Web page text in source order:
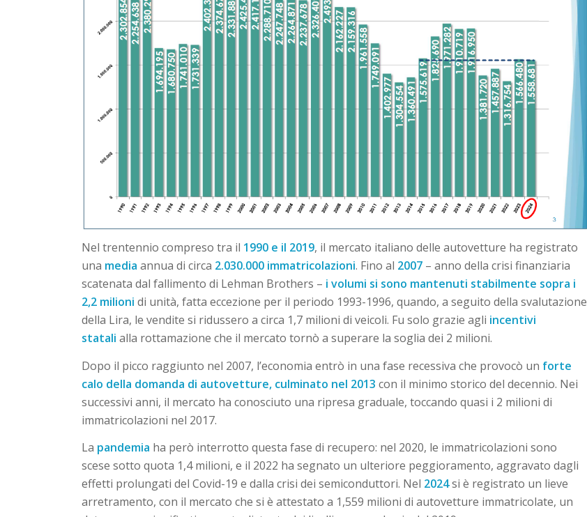
Nel trentennio compreso tra il 1990 e il 2019, il mercato italiano delle autovetture ha registrato
una media annua di circa 2.030.000 immatricolazioni. Fino al 2007 – anno della crisi finanziaria
scatenata dal fallimento di Lehman Brothers – i volumi si sono mantenuti stabilmente sopra i
2,2 milioni di unità, fatta eccezione per il periodo 1993-1996, quando, a seguito della svalutazione
della Lira, le vendite si ridussero a circa 1,7 milioni di veicoli. Fu solo grazie agli incentivi
statali alla rottamazione che il mercato tornò a superare la soglia dei 2 milioni.
Dopo il picco raggiunto nel 2007, l’economia entrò in una fase recessiva che provocò un forte
calo della domanda di autovetture, culminato nel 2013 con il minimo storico del decennio. Nei
successivi anni, il mercato ha conosciuto una ripresa graduale, toccando quasi i 2 milioni di
immatricolazioni nel 2017.
La pandemia ha però interrotto questa fase di recupero: nel 2020, le immatricolazioni sono
scese sotto quota 1,4 milioni, e il 2022 ha segnato un ulteriore peggioramento, aggravato dagli
effetti prolungati del Covid-19 e dalla crisi dei semiconduttori. Nel 2024si è registrato un lieve
arretramento, con il mercato che si è attestato a 1,559 milioni di autovetture immatricolate, un